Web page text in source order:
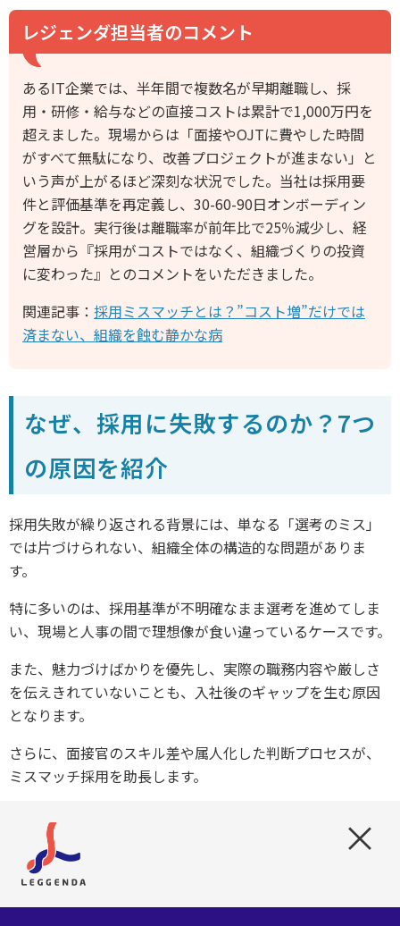
×
レジェンダ担当者のコメント
あるIT企業では、半年間で複数名が早期離職し、採
用・研修・給与などの直接コストは累計で1,000万円を
超えました。現場からは「面接やOJTに費やした時間
がすべて無駄になり、改善プロジェクトが進まない」と
いう声が上がるほど深刻な状況でした。当社は採用要
件と評価基準を再定義し、30-60-90日オンボーディン
グを設計。実行後は離職率が前年比で25％減少し、経
営層から『採用がコストではなく、組織づくりの投資
に変わった』とのコメントをいただきました。
関連記事： 採用ミスマッチとは？”コスト増”だけでは
済まない、組織を蝕む静かな病
なぜ、採用に失敗するのか？7つ
の原因を紹介
採用失敗が繰り返される背景には、単なる「選考のミス」
では片づけられない、組織全体の構造的な問題がありま
す。
特に多いのは、採用基準が不明確なまま選考を進めてしま
い、現場と人事の間で理想像が食い違っているケースです。
また、魅力づけばかりを優先し、実際の職務内容や厳しさ
を伝えきれていないことも、入社後のギャップを生む原因
となります。
さらに、面接官のスキル差や属人化した判断プロセスが、
ミスマッチ採用を助長します。
すことが、採用成功への第一歩です。
原因1.採用基準の曖昧さ:「よい人がいれば採
る」の危険性